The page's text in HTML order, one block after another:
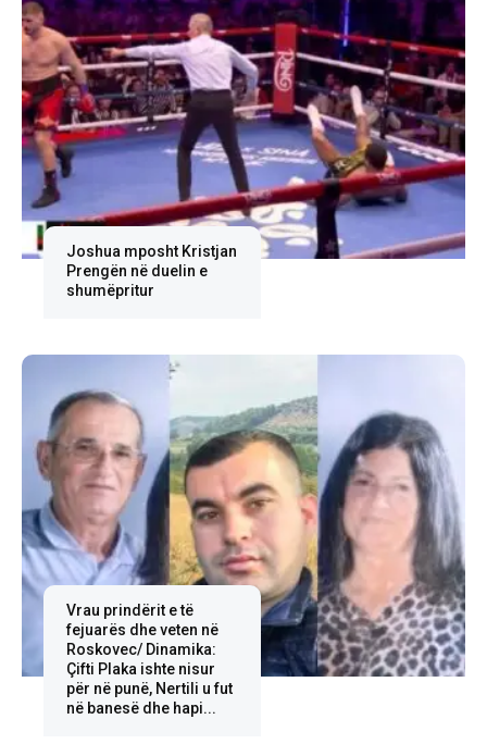
Joshua mposht Kristjan
Prengën në duelin e
shumëpritur
Vrau prindërit e të
fejuarës dhe veten në
Roskovec/ Dinamika:
Çifti Plaka ishte nisur
për në punë, Nertili u fut
në banesë dhe hapi...